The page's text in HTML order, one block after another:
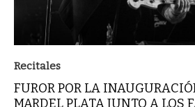
Recitales
FUROR POR LA
MARDEL PLATA JUNTO A LOS